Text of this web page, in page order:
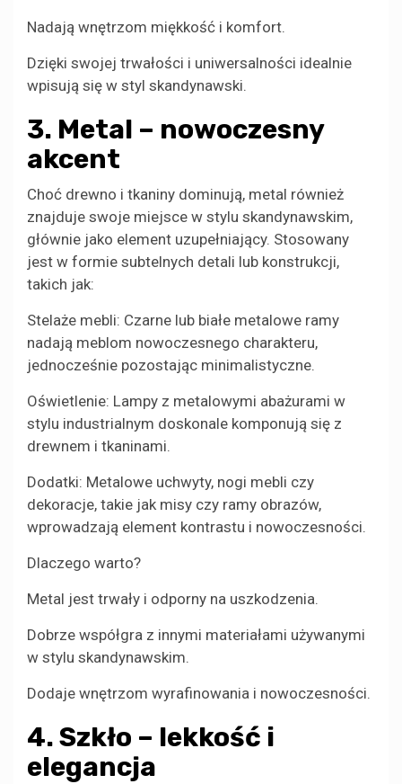
Nadają wnętrzom miękkość i komfort.
Dzięki swojej trwałości i uniwersalności idealnie
wpisują się w styl skandynawski.
3. Metal – nowoczesny
akcent
Choć drewno i tkaniny dominują, metal również
znajduje swoje miejsce w stylu skandynawskim,
głównie jako element uzupełniający. Stosowany
jest w formie subtelnych detali lub konstrukcji,
takich jak:
Stelaże mebli: Czarne lub białe metalowe ramy
nadają meblom nowoczesnego charakteru,
jednocześnie pozostając minimalistyczne.
Oświetlenie: Lampy z metalowymi abażurami w
stylu industrialnym doskonale komponują się z
drewnem i tkaninami.
Dodatki: Metalowe uchwyty, nogi mebli czy
dekoracje, takie jak misy czy ramy obrazów,
wprowadzają element kontrastu i nowoczesności.
Dlaczego warto?
Metal jest trwały i odporny na uszkodzenia.
Dobrze współgra z innymi materiałami używanymi
w stylu skandynawskim.
Dodaje wnętrzom wyrafinowania i nowoczesności.
4. Szkło – lekkość i
elegancja